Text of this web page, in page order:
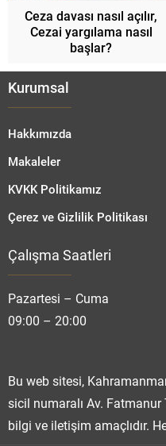
Ceza davası nasıl açılır,
Cezai yargılama nasıl
başlar?
Kurumsal
Hakkımızda
Makaleler
KVKK Politikamız
Çerez ve Gizlilik Politikası
Çalışma Saatleri
Pazartesi – Cuma
09:00 – 20:00
Bu web sitesi,
sicil numaralı Av. Fatmanur
bilgi ve iletişim amaçlıdır.